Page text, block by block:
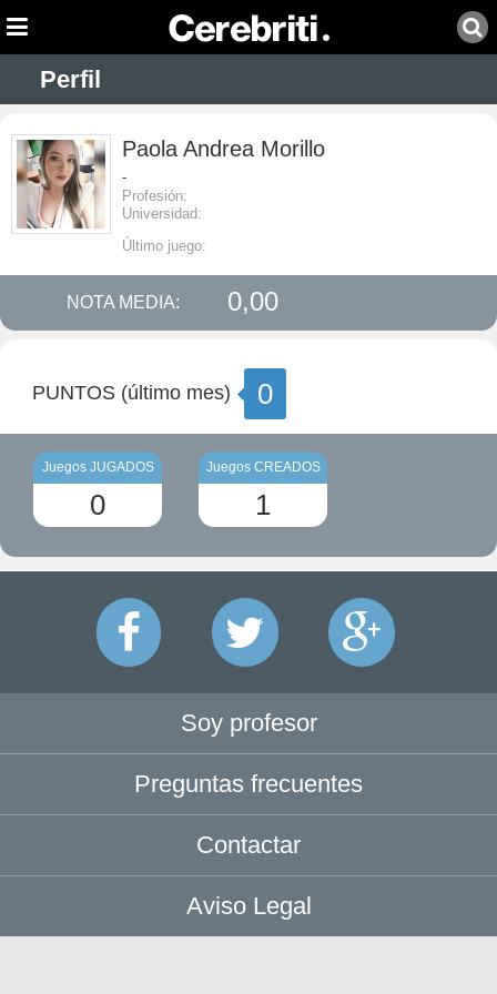
Perfil
Paola Andrea Morillo
-
Profesión:
Universidad:
Último juego:
NOTA MEDIA: 0,00
PUNTOS (último mes) 0
Juegos JUGADOS
0
Juegos CREADOS
1
Soy profesor
Preguntas frecuentes
Contactar
Aviso Legal